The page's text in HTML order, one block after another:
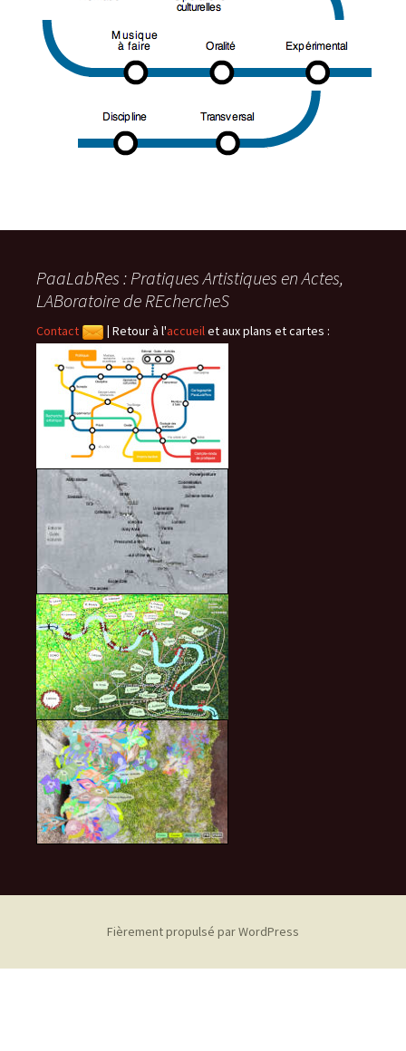
PaaLabRes : Pratiques Artistiques en Actes,
LABoratoire de REchercheS
Contact | Retour à l'accueilet aux plans et cartes :
Fièrement propulsé par WordPress